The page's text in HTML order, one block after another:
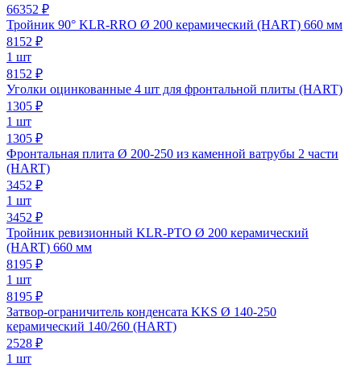
66352 ₽
Тройник 90° KLR-RRO Ø 200 керамический (HART) 660 мм
8152 ₽
1 шт
8152 ₽
Уголки оцинкованные 4 шт для фронтальной плиты (HART)
1305 ₽
1 шт
1305 ₽
Фронтальная плита Ø 200-250 из каменной ватрубы 2 части
(HART)
3452 ₽
1 шт
3452 ₽
Тройник ревизионный KLR-PTO Ø 200 керамический
(HART) 660 мм
8195 ₽
1 шт
8195 ₽
Затвор-ограничитель конденсата KKS Ø 140-250
керамический 140/260 (HART)
2528 ₽
1 шт